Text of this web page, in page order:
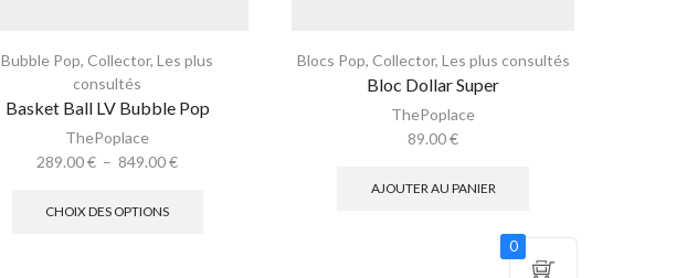
Bubble Pop,Collector,Les plus
consultés
Basket Ball LV Bubble Pop
ThePoplace
289.00€ – 849.00€
CHOIX DES OPTIONS
Blocs Pop, Collector, Les plus consultés
Bloc Dollar Super
ThePoplace
89.00€
AJOUTER AU PANIER
0